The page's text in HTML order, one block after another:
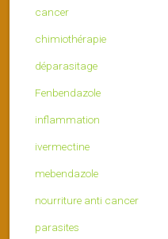
cancer
chimiothérapie
déparasitage
Fenbendazole
inflammation
ivermectine
mebendazole
nourriture anti cancer
parasites